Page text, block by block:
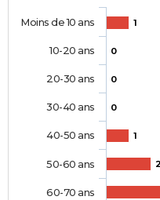
1
0
0
0
1
2
Moins de 10 ans
10-20 ans
20-30 ans
30-40 ans
40-50 ans
50-60 ans
60-70 ans